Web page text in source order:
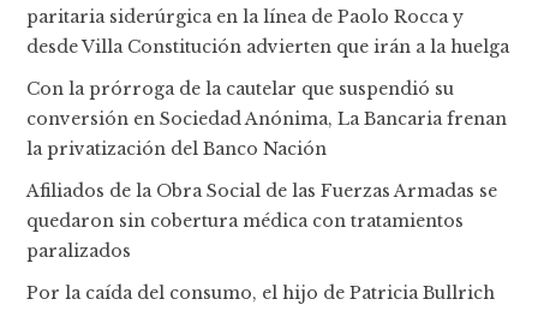
paritaria siderúrgica en la línea de Paolo Rocca y
desde Villa Constitución advierten que irán a la huelga
Con la prórroga de la cautelar que suspendió su
conversión en Sociedad Anónima, La Bancaria frenan
la privatización del Banco Nación
Afiliados de la Obra Social de las Fuerzas Armadas se
quedaron sin cobertura médica con tratamientos
paralizados
Por la caída del consumo, el hijo de Patricia Bullrich